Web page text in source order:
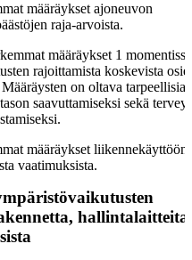
määräykset ajoneuvon
raja-arvoista.
määräykset 1 momentissa
rajoittamista koskevista
on oltava tarpeellisia
saavuttamiseksi sekä
määräykset liikennekäyttöön
vaatimuksista.